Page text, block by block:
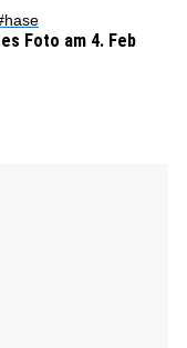
Foto am 4. Feb